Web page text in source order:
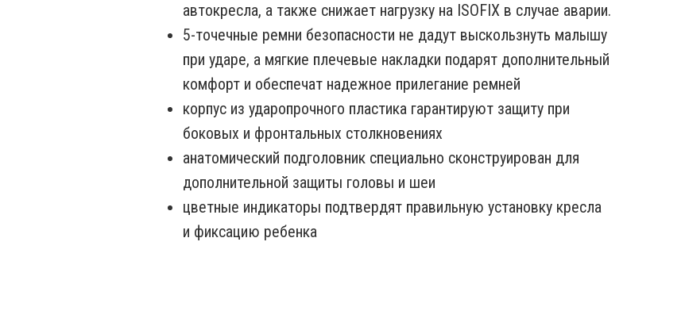
автокресла, а также снижает нагрузку на ISOFIX в случае аварии.
5-точечные ремни безопасности не дадут выскользнуть малышу
при ударе, а мягкие плечевые накладки подарят дополнительный
комфорт и обеспечат надежное прилегание ремней
корпус из ударопрочного пластика гарантируют защиту при
боковых и фронтальных столкновениях
анатомический подголовник специально сконструирован для
дополнительной защиты головы и шеи
цветные индикаторы подтвердят правильную установку кресла
и фиксацию ребенка